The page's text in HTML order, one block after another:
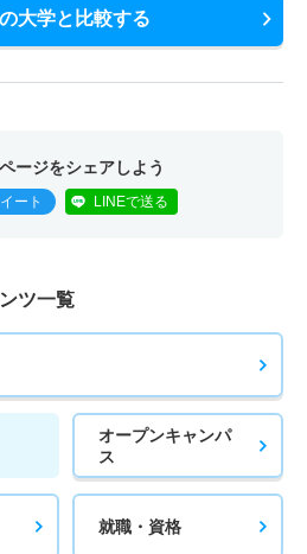
大学と比較する
ージをシェアしよう
ート LINEで送る
ツ一覧
オープンキャンパ
ス
就職・資格